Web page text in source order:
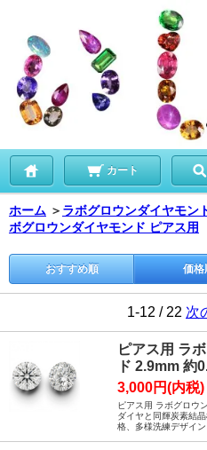
カート
ホーム ＞ ラボグロウンダイヤモ
ボグロウンダイヤモンド ピアス用
おすすめ順 価格
1-12 / 22 次
ピアス用 ラ
ド 2.9mm 約
3,000円(内税)
ピアス用 ラボグロウ
ダイヤと同輝炭素結
格、多様洗練デザイン